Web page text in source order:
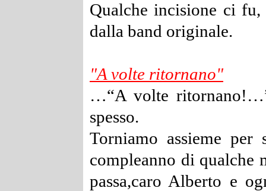
Qualche incisione ci
dalla band originale.
"A volte ritornano"
…“A volte
spesso.
Torniamo assieme per
compleanno di
passa,caro Alberto e